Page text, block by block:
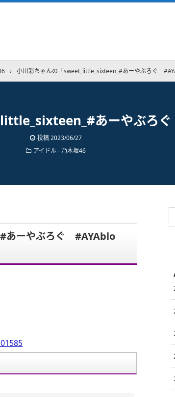
› 小川彩ちゃんの「sweet_little_sixteen_#あーやぶろぐ
あーやぶろ
投稿2023/06/27
アイドル - 乃木坂46
あーやぶろぐ #AYAblo